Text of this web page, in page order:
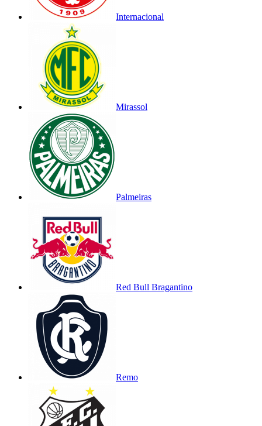
Internacional
Mirassol
Palmeiras
Red Bull Bragantino
Remo